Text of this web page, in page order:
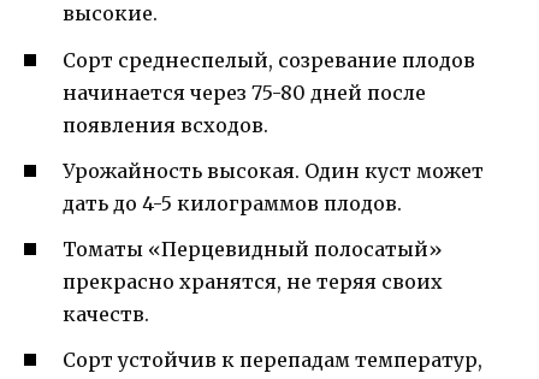
высокие.
Сорт среднеспелый, созревание плодов
начинается через 75-80 дней после
появления всходов.
Урожайность высокая. Один куст может
дать до 4-5 килограммов плодов.
Томаты «Перцевидный полосатый»
прекрасно хранятся, не теряя своих
качеств.
Сорт устойчив к перепадам температур,